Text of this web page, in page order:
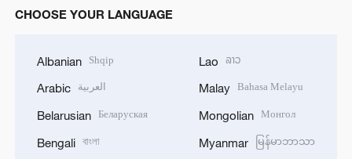
CHOOSE YOUR LANGUAGE
Albanian Shqip
Arabic العربية
Belarusian Беларуская
Bengali বাংলা
Lao ລາວ
Malay Bahasa Melayu
Mongolian Монгол
Myanmar မြန်မာဘာသာ